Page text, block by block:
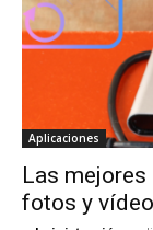
Aplicaciones
Las
fotos y